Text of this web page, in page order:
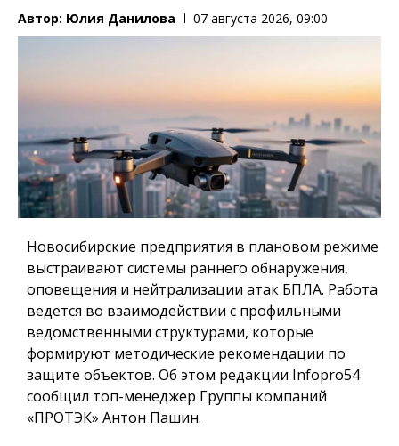
Автор: Юлия Данилова 07 августа 2026, 09:00
Новосибирские предприятия в плановом режиме
выстраивают системы раннего обнаружения,
оповещения и нейтрализации атак БПЛА. Работа
ведется во взаимодействии с профильными
ведомственными структурами, которые
формируют методические рекомендации по
защите объектов. Об этом редакции Infopro54
сообщил топ-менеджер Группы компаний
«ПРОТЭК» Антон Пашин.